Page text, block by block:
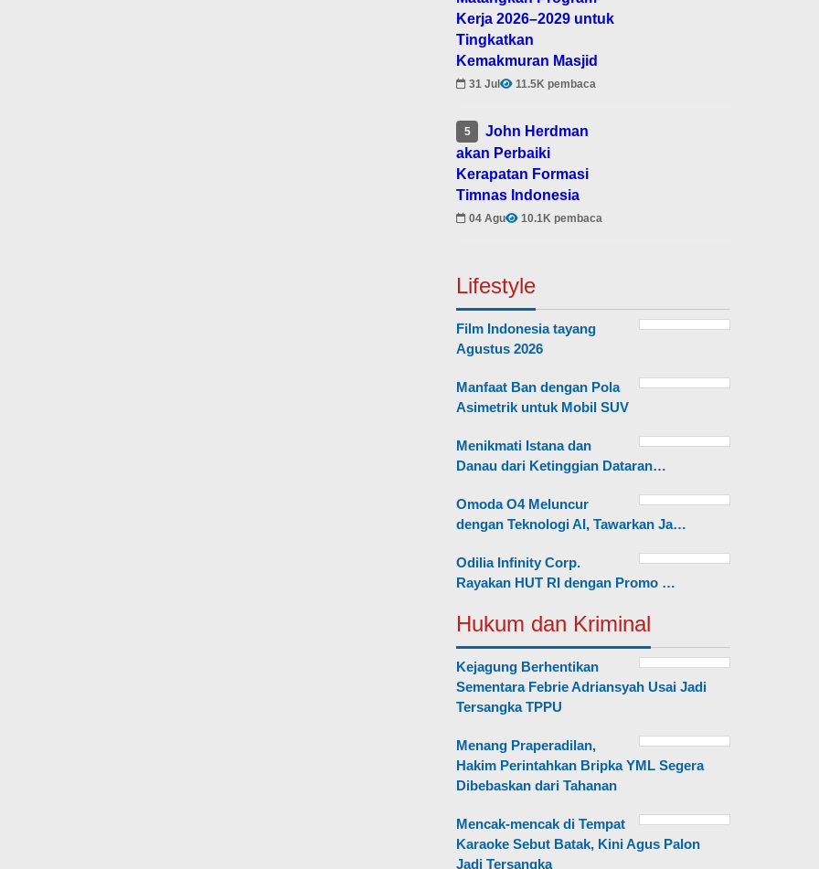
Kerja 2026–2029 untuk
Tingkatkan
Kemakmuran Masjid
31 Jul 11.5K pembaca
5
John Herdman
akan Perbaiki
Kerapatan Formasi
Timnas Indonesia
04 Agu 10.1K pembaca
Lifestyle
Film Indonesia tayang
Agustus 2026
Manfaat Ban dengan Pola
Asimetrik untuk Mobil SUV
Menikmati Istana dan
Danau dari Ketinggian Dataran…
Omoda O4 Meluncur
dengan Teknologi AI, Tawarkan Ja…
Odilia Infinity Corp.
Rayakan HUT RI dengan Promo …
Hukum dan Kriminal
Kejagung Berhentikan
Sementara Febrie Adriansyah Usai Jadi
Tersangka TPPU
Menang Praperadilan,
Hakim Perintahkan Bripka YML Segera
Dibebaskan dari Tahanan
Mencak-mencak di Tempat
Karaoke Sebut Batak, Kini Agus Palon
Jadi Tersangka